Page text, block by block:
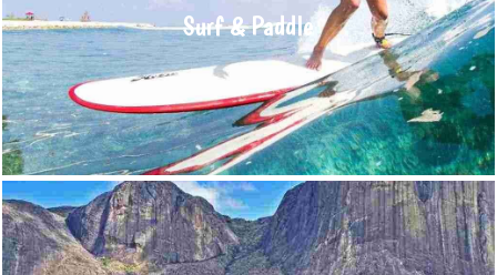
Surf & Paddle
windsurf. Les raisons sont d’ordre climatique et géographique,
sachant que le vent et le relief des fonds sous-marins
conditionnent la houle.
En savoir plus >
Les randonnées
L’immense territoire malgache aux paysages variés est une